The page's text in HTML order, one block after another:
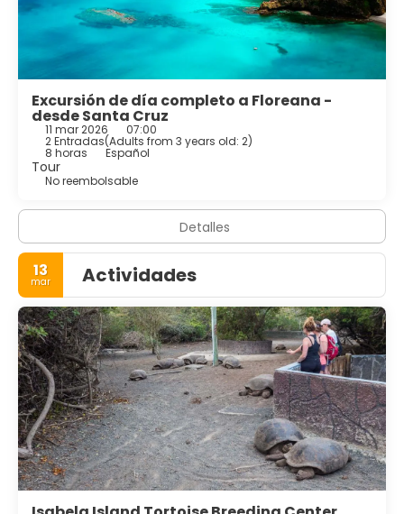
Excursión de día completo a Floreana -
desde Santa Cruz
11 mar 2026 07:00
2 Entradas(Adults from 3 years old: 2)
8 horas Español
Tour
No reembolsable
Detalles
13
mar Actividades